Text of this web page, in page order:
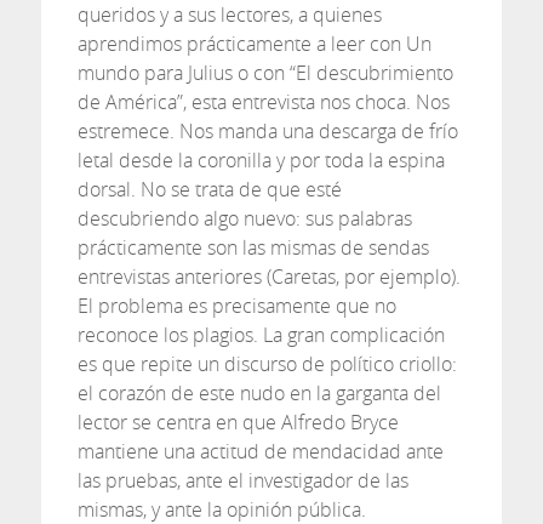
queridos y a sus lectores, a quienes
aprendimos prácticamente a leer con Un
mundo para Julius o con “El descubrimiento
de América”, esta entrevista nos choca. Nos
estremece. Nos manda una descarga de frío
letal desde la coronilla y por toda la espina
dorsal. No se trata de que esté
descubriendo algo nuevo: sus palabras
prácticamente son las mismas de sendas
entrevistas anteriores (Caretas, por ejemplo).
El problema es precisamente que no
reconoce los plagios. La gran complicación
es que repite un discurso de político criollo:
el corazón de este nudo en la garganta del
lector se centra en que Alfredo Bryce
mantiene una actitud de mendacidad ante
las pruebas, ante el investigador de las
mismas, y ante la opinión pública.